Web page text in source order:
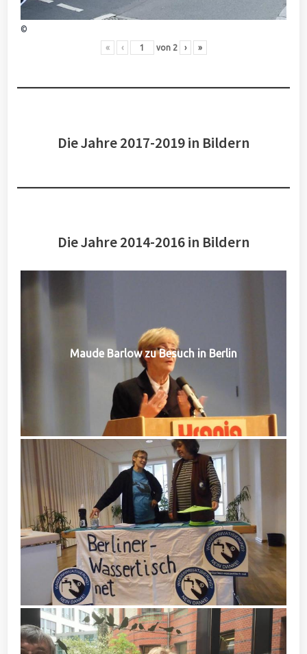
©
« ‹ von 2 › »
Die Jahre 2017-2019 in Bildern
Die Jahre 2014-2016 in Bildern
Maude Barlow zu Besuch in Berlin